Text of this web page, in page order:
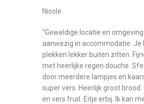
Nicole
“Geweldige locatie en
aanwezig in accommodatie. Je
plekken lekker buiten zitten.
met heerlijke regen douche.
door meerdere lampjes en
super vers. Heerlijk groot brood.
en vers fruit. Eitje erbij. Ik kan